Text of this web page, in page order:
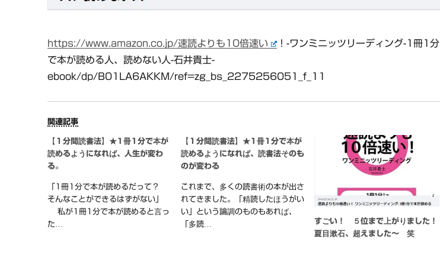
https://www.amazon.co.jp/速読よりも10倍速い
！-ワンミニッツリーディング-1冊1分
で本が読める人、読めない人-石井貴士-
ebook/dp/B01LA6AKKM/ref=zg_bs_2275256051_f_11
関連記事
【１分間読書法】★1冊1分で本が
読めるようになれば、人生が変わ
る。
「1冊1分で本が読めるだって？
そんなことができるはずがない」
私が1冊1分で本が読めると言っ
た…
【１分間読書法】★1冊1分で本が
読めるようになれば、読書法そのも
のが変わる
これまで、多くの読書術の本が出さ
れてきました。「精読したほうがい
い」という論調のものもあれば、
「多読…
すごい！ ５位まで上がりました！
夏目漱石、超えました〜 笑